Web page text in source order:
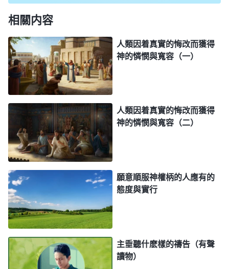
相關内容
人類因着真實的悔改而獲得
神的憐憫與寬容（一）
人類因着真實的悔改而獲得
神的憐憫與寬容（二）
願意順服神權柄的人應有的
態度與實行
主垂聽什麽樣的禱告（有聲
讀物）